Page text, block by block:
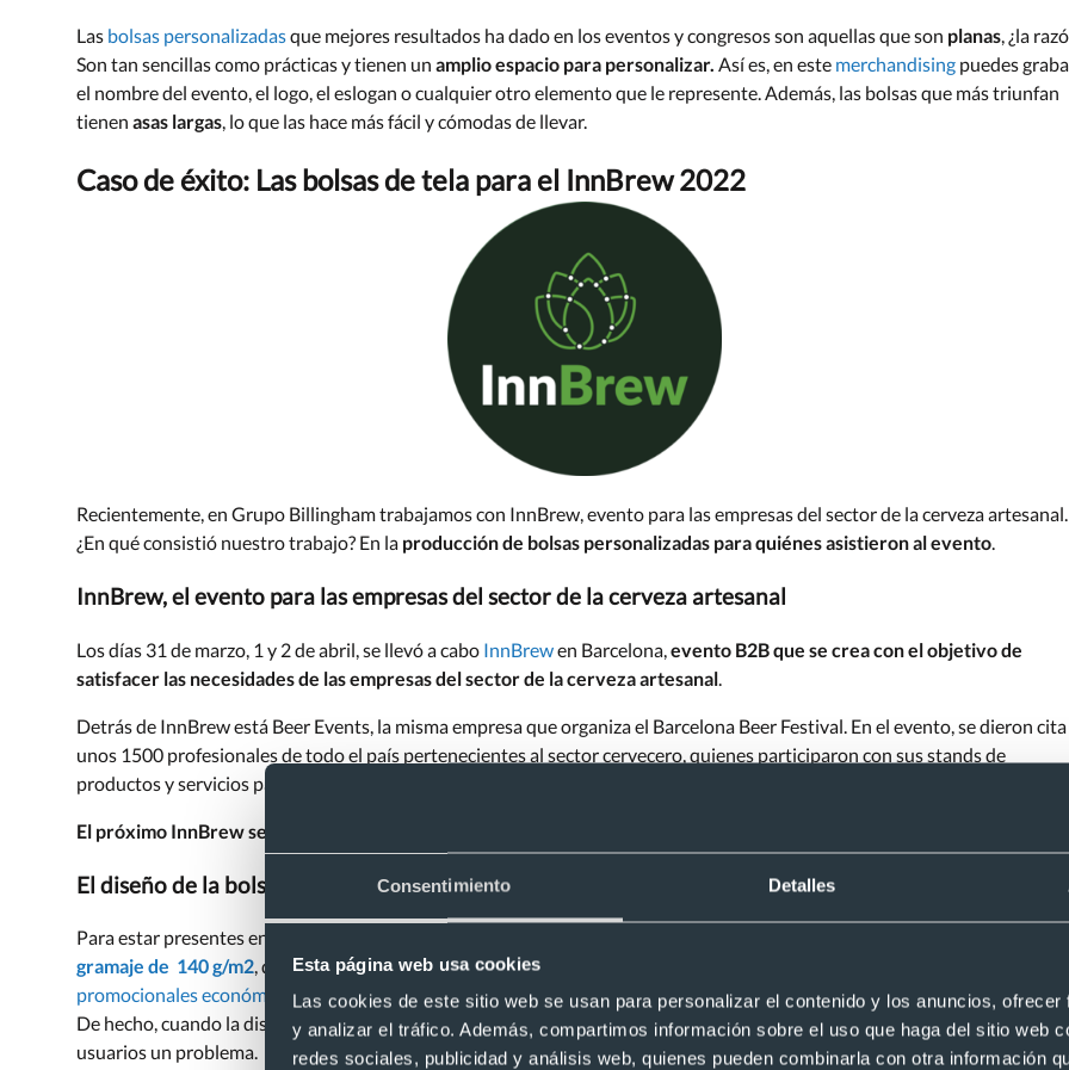
Consentimiento Detalles
Esta página web usa cookies
Las cookies de este sitio web se usan para personalizar el contenido y los anuncios,
y analizar el tráfico. Además, compartimos información sobre el uso que haga del sitio web
redes sociales, publicidad y análisis web, quienes pueden combinarla con otra información
Las bolsas personalizadasque mejores resultados ha dado en los eventos y congresos son aquellas que son planas , ¿la
Son tan sencillas como prácticas y tienen un amplio espacio para personalizar. Así es, en este merchandising puedes
el nombre del evento, el logo, el eslogan o cualquier otro elemento que le represente. Además, las bolsas que más triunfan
tienen asas largas , lo que las hace más fácil y cómodas de llevar.
Caso de éxito: Las bolsas de tela para el InnBrew 2022
Recientemente, en Grupo Billingham trabajamos con InnBrew, evento para las empresas del sector de la cerveza artesanal.
¿En qué consistió nuestro trabajo? En la producción de bolsas personalizadas para quiénes asistieron al evento.
InnBrew, el evento para las empresas del sector de la cerveza artesanal
Los días 31 de marzo, 1 y 2 de abril, se llevó a cabo InnBrewen Barcelona,evento B2B que se crea con el objetivo de
satisfacer las necesidades de las empresas del sector de la cerveza artesanal.
Detrás de InnBrew está Beer Events, la misma empresa que organiza el Barcelona Beer Festival. En el evento, se dieron cita
unos 1500 profesionales de todo el país pertenecientes al sector cervecero, quienes participaron con sus stands de
productos y servicios para las cerveceras, en las jornadas técnicas y de divulgación, además, hubo mucho networking.
El próximo InnBrew se realizará en 2023 y desde ya puedes prepararte para asistir.
El diseño de la bolsa de tela
Para estar presentes en el evento de la cerveza artesanal más importante del país, diseñamos
gramaje de 140 g/m2, que le convierte en un objeto resistente y duradero, sin dejar de lado que se trata de
promocionales económicos . Al tener asas largas pueden ser llevadas en los hombros sin problemas, para mayor
De hecho, cuando la diseñamos pensamos especialmente en esta característica, para que cargarlas no suponga para los
usuarios un problema.